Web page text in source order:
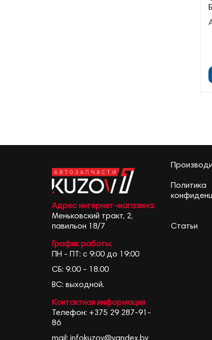
Адрес интернет-магазина:
Меньковский тракт, 2,
павильон 18/7
График работы:
ПН - ПТ: с 9:00 до 19:00
СБ: 9.00 – 18.00
ВС: выходной.
Контактная информация
Телефон: +375 29 287-91-
86
Политика
Статьи